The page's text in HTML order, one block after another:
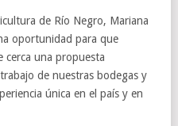
de Río Negro, Mariana
oportunidad para que
cerca una propuesta
de nuestras bodegas y
única en el país y en